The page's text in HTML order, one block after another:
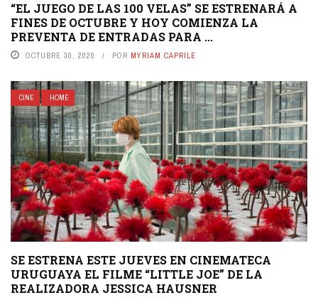
“EL JUEGO DE LAS 100 VELAS” SE ESTRENARÁ A
FINES DE OCTUBRE Y HOY COMIENZA LA
PREVENTA DE ENTRADAS PARA ...
OCTUBRE 30, 2020 POR MYRIAM CAPRILE
CINE HOME
SE ESTRENA ESTE JUEVES EN CINEMATECA
URUGUAYA EL FILME “LITTLE JOE” DE LA
REALIZADORA JESSICA HAUSNER